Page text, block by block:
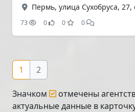
Пермь, улица Сухобруса, 27,
73 0 0 0
1 2
Значком
отмечены
актуальные данные в